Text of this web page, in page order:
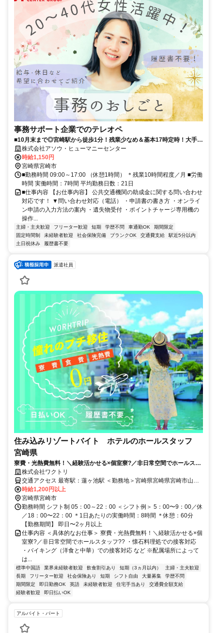
事務サポート企業でのテレオペ
■10月末まで◎宮崎駅から徒歩1分！残業少なめ＆基本17時定時！大手グ
ループで乗車料金助成に関する問い合わせ対応■4名募集で同期がいて心
強い！サポート体制が整っており、安心してスキルを磨ける職場です■
車通勤も相談OK。ベンリなオフィスでお仕事終わりの予定も充実◎
株式会社アソウ・ヒューマニーセンター
時給1,150円
宮崎県宮崎市
■勤務時間 09:00～17:00 （休憩1時間） ＊残業10時間程度／月 ■労働
時間 実働時間：7時間 平均勤務日数：21日
■仕事内容 【お仕事内容】 公共交通機関の助成金に関する問い合わせ
対応です！ ▼問い合わせ対応（電話） ・申請書の書き方 ・オンライ
ン申請の入力方法の案内 ・遺失物受付 ・ポイントチャージ専用機の
操作...
主婦・主夫歓迎 フリーター歓迎 短期 学歴不問 車通勤OK
期間限定
固定時間制
未経験者歓迎 社会保険完備 ブランクOK 交通費支給
駅近5分以内
土日祝休み
履歴書不要
派遣社員
住み込みリゾートバイト ホテルのホールスタッフ
宮崎県
寮費・光熱費無料！＼経験活かせる×個室寮?／非日常空間でホールスタ
ッフ??
株式会社ワクトリ
交通アクセス 最寄駅：蓮ヶ池駅 ＜勤務地＞宮崎県宮崎県宮崎市山崎
町浜山0★寮完備・赴任交通費支給！ 【大阪方面より】 飛行機で伊丹
空港⇒宮崎空港（約1時間10分） バスで宮崎空港⇒宮崎駅（約15分）
宮崎駅より路線バスで約25分 ※ご自宅からの通勤も相談OK！住み込
みを希望されない場合もお気軽にご相談ください。
時給1,200円以上
宮崎県宮崎市
勤務時間 シフト制 05：00～22：00 ＜シフト例＞ 5：00〜9：00／休
／18：00〜22：00 ＊1日あたりの実働時間：8時間 ＊休憩：60分
【勤務期間】 即日〜2ヶ月以上
仕事内容 ＜具体的なお仕事＞ 寮費・光熱費無料！＼経験活かせる×個
室寮?／非日常空間でホールスタッフ?? ・懐石料理処での接客対応
・バイキング（洋食と中華）での接客対応 など ※配属場所によって
は...
標準中国語 業界未経験者歓迎 飲食割引あり 短期（3ヵ月以内）
主婦・主夫歓迎
長期
フリーター歓迎 社会保険あり 短期 シフト自由 大量募集
学歴不問
期間限定
即日勤務OK 英語 未経験者歓迎 住宅手当あり
交通費全額支給
経験者歓迎
即日払いOK
アルバイト・パート